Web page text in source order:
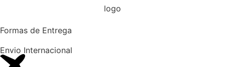
Formas de Entrega
Envio Internacional​